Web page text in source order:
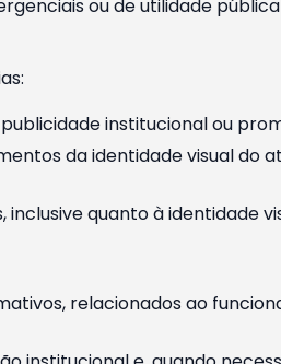
ou de utilidade
institucional ou
da identidade visual do
quanto à identidade
relacionados ao